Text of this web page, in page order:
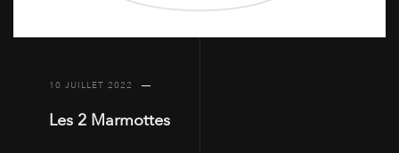
10 JUILLET 2022
Les 2 Marmottes